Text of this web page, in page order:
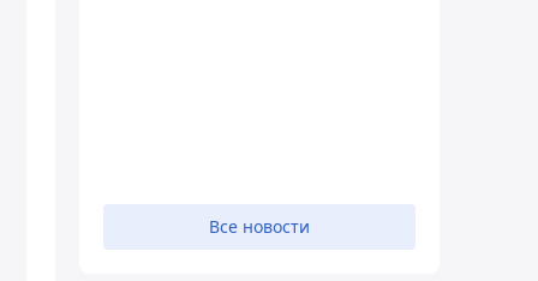
Все новости